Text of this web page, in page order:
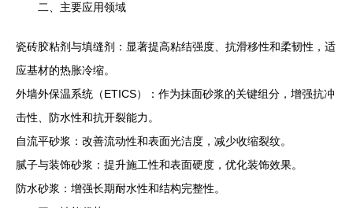
二、主要应用领域
瓷砖胶粘剂与填缝剂：显著提高粘结强度、抗滑移性和柔韧性，适
应基材的热胀冷缩。
外墙外保温系统（ETICS）：作为抹面砂浆的关键组分，增强抗冲
击性、防水性和抗开裂能力。
自流平砂浆：改善流动性和表面光洁度，减少收缩裂纹。
腻子与装饰砂浆：提升施工性和表面硬度，优化装饰效果。
防水砂浆：增强长期耐水性和结构完整性。